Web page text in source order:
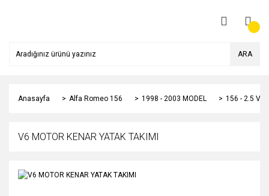
ARA
Anasayfa Alfa Romeo 156 1998 - 2003 MODEL 156 - 2.5 V6
V6 MOTOR KENAR YATAK TAKIMI